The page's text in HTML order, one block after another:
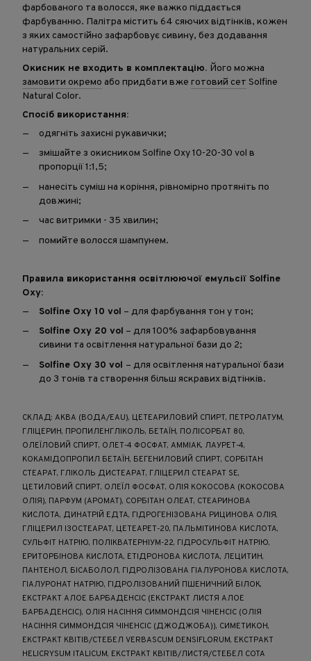
фарбованого та волосся, яке важко піддається
фарбуванню. Палітра містить 64 сяючих відтінків, кожен
з яких самостійно зафарбовує сивину, без додавання
натуральних серій.
Окисник не входить в комплектацію. Його можна
замовити окремо або придбати вже готовий сет Solfine
Natural Color.
Спосіб використання:
одягніть захисні рукавички;
змішайте з окисником Solfine Oxy 10-20-30 vol в
пропорції 1:1,5;
нанесіть суміш на коріння, рівномірно протяніть по
довжині;
час витримки - 35 хвилин;
помийте волосся шампунем.
Правила використання освітлюючої емульсії Solfine
Oxy:
Solfine Oxy 10 vol – для фарбування тон у тон;⁠
Solfine Oxy 20 vol – для 100% зафарбовування
сивини та освітлення натуральної бази до 2;
Solfine Oxy 30 vol – для освітлення натуральної бази
до 3 тонів та створення більш яскравих відтінків.
СКЛАД: АКВА (ВОДА/EAU), ЦЕТЕАРИЛОВИЙ СПИРТ, ПЕТРОЛАТУМ,
ГЛІЦЕРИН, ПРОПИЛЕНГЛІКОЛЬ, БЕТАЇН, ПОЛІСОРБАТ 80,
ОЛЕЇЛОВИЙ СПИРТ, ОЛЕТ-4 ФОСФАТ, АММІАК, ЛАУРЕТ-4,
КОКАМІДОПРОПИЛ БЕТАЇН, БЕГЕНИЛОВИЙ СПИРТ, СОРБІТАН
СТЕАРАТ, ГЛІКОЛЬ ДИСТЕАРАТ, ГЛІЦЕРИЛ СТЕАРАТ SE,
ЦЕТИЛОВИЙ СПИРТ, ОЛЕЇЛ ФОСФАТ, ОЛІЯ КОКОСОВА (КОКОСОВА
ОЛІЯ), ПАРФУМ (АРОМАТ), СОРБІТАН ОЛЕАТ, СТЕАРИНОВА
КИСЛОТА, ДИНАТРІЙ ЕДТА, ГІДРОГЕНІЗОВАНА РИЦИНОВА ОЛІЯ,
ГЛІЦЕРИЛ ІЗОСТЕАРАТ, ЦЕТЕАРЕТ-20, ПАЛЬМІТИНОВА КИСЛОТА,
СУЛЬФІТ НАТРІЮ, ПОЛІКВАТЕРНІУМ-22, ГІДРОСУЛЬФІТ НАТРІЮ,
ЕРИТОРБІНОВА КИСЛОТА, ЕТІДРОНОВА КИСЛОТА, ЛЕЦИТИН,
ПАНТЕНОЛ, БІСАБОЛОЛ, ГІДРОЛІЗОВАНА ГІАЛУРОНОВА КИСЛОТА,
ГІАЛУРОНАТ НАТРІЮ, ГІДРОЛІЗОВАНИЙ ПШЕНИЧНИЙ БІЛОК,
ЕКСТРАКТ АЛОЕ БАРБАДЕНСІС (ЕКСТРАКТ ЛИСТЯ АЛОЕ
БАРБАДЕНСІС), ОЛІЯ НАСІННЯ СИММОНДСІЯ ЧІНЕНСІС (ОЛІЯ
НАСІННЯ СИММОНДСІЯ ЧІНЕНСІС (ДЖОДЖОБА)), СИМЕТИКОН,
ЕКСТРАКТ КВІТІВ/СТЕБЕЛ VERBASCUM DENSIFLORUM, ЕКСТРАКТ
HELICRYSUM ITALICUM, ЕКСТРАКТ КВІТІВ/ЛИСТЯ/СТЕБЕЛ COTA